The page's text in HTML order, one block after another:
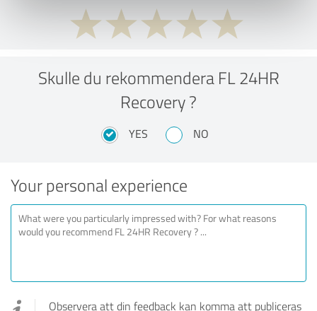
Skulle du rekommendera FL 24HR
Recovery ?
YES NO
Your personal experience
Observera att din feedback kan komma att publiceras